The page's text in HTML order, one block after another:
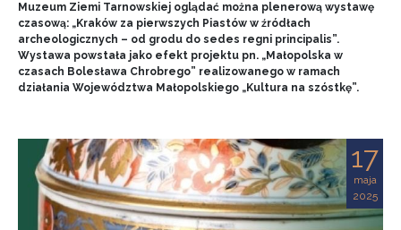
Muzeum Ziemi Tarnowskiej oglądać można plenerową wystawę
czasową: „Kraków za pierwszych Piastów w źródłach
archeologicznych – od grodu do sedes regni principalis”.
Wystawa powstała jako efekt projektu pn. „Małopolska w
czasach Bolesława Chrobrego” realizowanego w ramach
działania Województwa Małopolskiego „Kultura na szóstkę”.
17
maja
2025